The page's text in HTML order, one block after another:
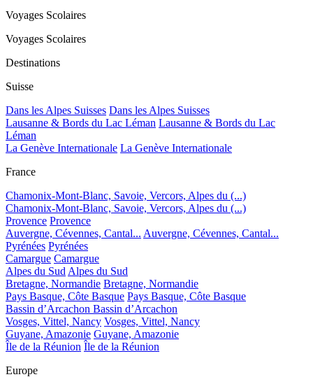
Voyages Scolaires
Voyages Scolaires
Destinations
Suisse
Dans les Alpes Suisses Dans les Alpes Suisses
Lausanne & Bords du Lac Léman Lausanne & Bords du Lac
Léman
La Genève Internationale La Genève Internationale
France
Chamonix-Mont-Blanc, Savoie, Vercors, Alpes du (...)
Chamonix-Mont-Blanc, Savoie, Vercors, Alpes du (...)
Provence Provence
Auvergne, Cévennes, Cantal... Auvergne, Cévennes, Cantal...
Pyrénées Pyrénées
Camargue Camargue
Alpes du Sud Alpes du Sud
Bretagne, Normandie Bretagne, Normandie
Pays Basque, Côte Basque Pays Basque, Côte Basque
Bassin d’Arcachon Bassin d’Arcachon
Vosges, Vittel, Nancy Vosges, Vittel, Nancy
Guyane, Amazonie Guyane, Amazonie
Île de la Réunion Île de la Réunion
Europe